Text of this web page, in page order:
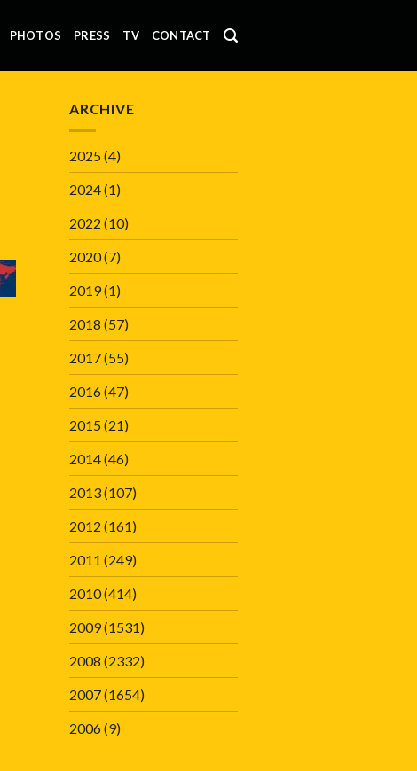
PHOTOS PRESS TV CONTACT
ARCHIVE
2025(4)
2024(1)
2022 (10)
2020(7)
2019(1)
2018 (57)
2017(55)
2016(47)
2015(21)
2014(46)
2013(107)
2012 (161)
2011 (249)
2010(414)
2009(1531)
2008 (2332)
2007(1654)
2006(9)